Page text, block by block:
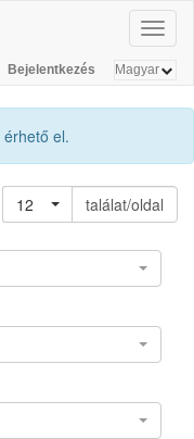
Bejelentkezés
érhető el.
12
találat/oldal